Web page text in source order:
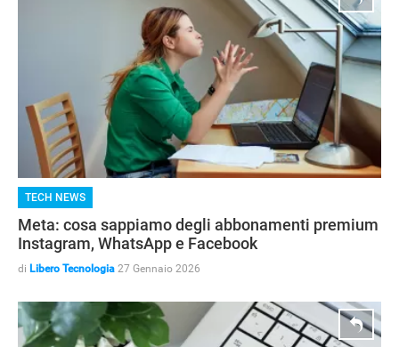
STREAMING E SERIE TV
TECH NEWS
Meta: cosa sappiamo degli abbonamenti premium
Instagram, WhatsApp e Facebook
di Libero Tecnologia 27 Gennaio 2026